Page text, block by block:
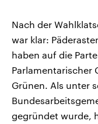
Nach der
war klar:
haben auf die
Parlamentarischer
Grünen. Als unter
gegründet wurde,